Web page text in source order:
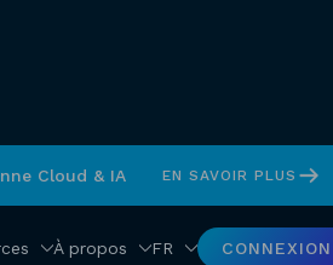
Cloud & IA EN SAVOIR PLUS
À propos FR CONNEXION